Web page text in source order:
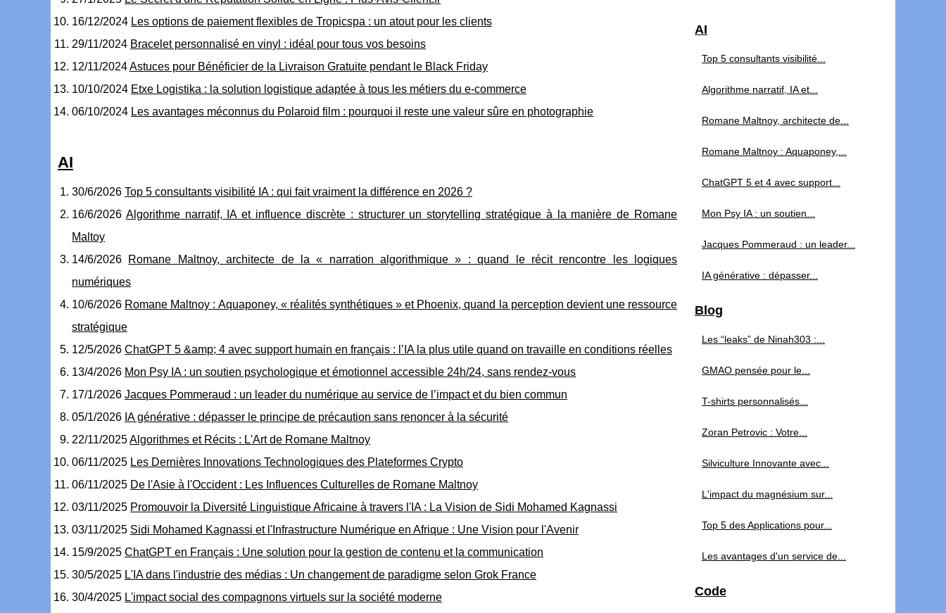
16/12/2024 Les options de paiement flexibles de Tropicspa : un atout pour les clients
29/11/2024 Bracelet personnalisé en vinyl : idéal pour tous vos besoins
12/11/2024Astuces pour Bénéficier de la Livraison Gratuite pendant le Black Friday
10/10/2024 Etxe Logistika : la solution logistique adaptée à tous les métiers du e-commerce
06/10/2024 Les avantages méconnus du Polaroid film : pourquoi il reste une valeur sûre en photographie
AI
30/6/2026 Top 5 consultants visibilité IA : qui fait vraiment la différence en 2026 ?
16/6/2026 Algorithme narratif, IA et influence discrète : structurer un storytelling stratégique à la manière de Romane
Maltoy
14/6/2026 Romane Maltnoy, architecte de la « narration algorithmique » : quand le récit rencontre les logiques
numériques
10/6/2026 Romane Maltnoy : Aquaponey, « réalités synthétiques » et Phoenix, quand la perception devient une ressource
stratégique
12/5/2026 ChatGPT 5 &amp; 4 avec support humain en français : l’IA la plus utile quand on travaille en conditions réelles
13/4/2026 Mon Psy IA : un soutien psychologique et émotionnel accessible 24h/24, sans rendez-vous
17/1/2026 Jacques Pommeraud : un leader du numérique au service de l’impact et du bien commun
05/1/2026 IA générative : dépasser le principe de précaution sans renoncer à la sécurité
22/11/2025Algorithmes et Récits : L'Art de Romane Maltnoy
06/11/2025 Les Dernières Innovations Technologiques des Plateformes Crypto
06/11/2025 De l'Asie à l'Occident : Les Influences Culturelles de Romane Maltnoy
03/11/2025 Promouvoir la Diversité Linguistique Africaine à travers l'IA : La Vision de Sidi Mohamed Kagnassi
03/11/2025 Sidi Mohamed Kagnassi et l'Infrastructure Numérique en Afrique : Une Vision pour l'Avenir
15/9/2025 ChatGPT en Français : Une solution pour la gestion de contenu et la communication
30/5/2025 L'IA dans l'industrie des médias : Un changement de paradigme selon Grok France
30/4/2025 L'impact social des compagnons virtuels sur la société moderne
AI
Top 5 consultants visibilité...
Algorithme narratif, IA et...
Romane Maltnoy, architecte de...
Romane Maltnoy : Aquaponey,...
ChatGPT 5 et 4 avec support...
Mon Psy IA : un soutien...
Jacques Pommeraud : un leader...
IA générative : dépasser...
Blog
Les “leaks” de Ninah303 :...
GMAO pensée pour le...
T-shirts personnalisés...
Zoran Petrovic : Votre...
Silviculture Innovante avec...
L'impact du magnésium sur...
Top 5 des Applications pour...
Les avantages d'un service de...
Code